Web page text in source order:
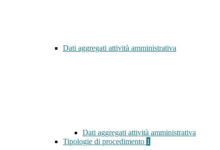
Dati aggregati attività amministrativa
Dati aggregati attività amministrativa
Tipologie di procedimento 1